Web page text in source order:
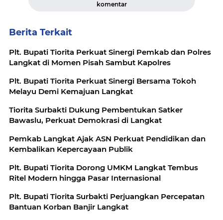
komentar
Berita Terkait
Plt. Bupati Tiorita Perkuat Sinergi Pemkab dan Polres
Langkat di Momen Pisah Sambut Kapolres
Plt. Bupati Tiorita Perkuat Sinergi Bersama Tokoh
Melayu Demi Kemajuan Langkat
Tiorita Surbakti Dukung Pembentukan Satker
Bawaslu, Perkuat Demokrasi di Langkat
Pemkab Langkat Ajak ASN Perkuat Pendidikan dan
Kembalikan Kepercayaan Publik
Plt. Bupati Tiorita Dorong UMKM Langkat Tembus
Ritel Modern hingga Pasar Internasional
Plt. Bupati Tiorita Surbakti Perjuangkan Percepatan
Bantuan Korban Banjir Langkat